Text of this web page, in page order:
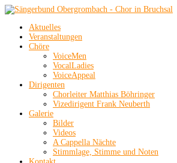
Aktuelles
Veranstaltungen
Chöre
VoiceMen
VocalLadies
VoiceAppeal
Dirigenten
Chorleiter Matthias Böhringer
Vizedirigent Frank Neuberth
Galerie
Bilder
Videos
A Cappella Nächte
Stimmlage, Stimme und Noten